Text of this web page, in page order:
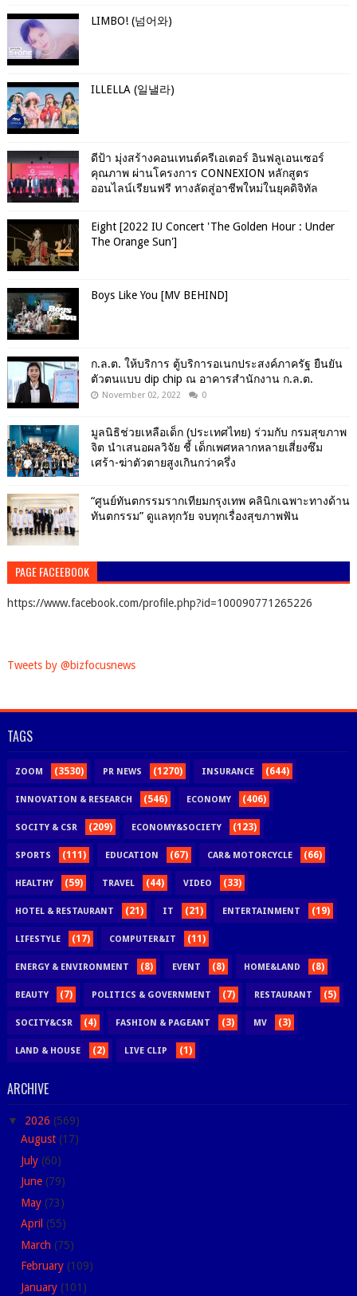
LIMBO! (넘어와)
ILLELLA (일낼라)
ดีป้า มุ่งสร้างคอนเทนต์ครีเอเตอร์ อินฟลูเอนเซอร์
คุณภาพ ผ่านโครงการ CONNEXION หลักสูตร
ออนไลน์เรียนฟรี ทางลัดสู่อาชีพใหม่ในยุคดิจิทัล
Eight [2022 IU Concert 'The Golden Hour : Under
The Orange Sun']
Boys Like You [MV BEHIND]
ก.ล.ต. ให้บริการ ตู้บริการอเนกประสงค์ภาครัฐ ยืนยัน
ตัวตนแบบ dip chip ณ อาคารสำนักงาน ก.ล.ต.
November 02, 2022 0
มูลนิธิช่วยเหลือเด็ก (ประเทศไทย) ร่วมกับ กรมสุขภาพ
จิต นำเสนอผลวิจัย ชี้ เด็กเพศหลากหลายเสี่ยงซึม
เศร้า-ฆ่าตัวตายสูงเกินกว่าครึ่ง
“ศูนย์ทันตกรรมรากเทียมกรุงเทพ คลินิกเฉพาะทางด้าน
ทันตกรรม” ดูแลทุกวัย จบทุกเรื่องสุขภาพฟัน
PAGE FACEEBOOK
https://www.facebook.com/profile.php?id=100090771265226
Tweets by @bizfocusnews
TAGS
ZOOM (3530) PR NEWS (1270) INSURANCE (644)
INNOVATION & RESEARCH (546) ECONOMY (406)
SOCITY & CSR (209) ECONOMY&SOCIETY (123)
SPORTS (111) EDUCATION (67) CAR& MOTORCYCLE (66)
HEALTHY (59) TRAVEL (44) VIDEO (33)
HOTEL & RESTAURANT (21) IT (21) ENTERTAINMENT (19)
LIFESTYLE (17) COMPUTER&IT (11)
ENERGY & ENVIRONMENT (8) EVENT (8) HOME&LAND (8)
BEAUTY (7) POLITICS & GOVERNMENT (7) RESTAURANT (5)
SOCITY&CSR (4) FASHION & PAGEANT (3) MV (3)
LAND & HOUSE (2) LIVE CLIP (1)
ARCHIVE
▼ 2026 (569)
August (17)
July (60)
June (79)
May (73)
April (55)
March (75)
February (109)
January (101)